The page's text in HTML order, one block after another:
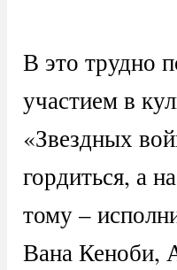
В это трудно
участием в
«Звездных
гордиться, а
тому –
Вана Кеноби,